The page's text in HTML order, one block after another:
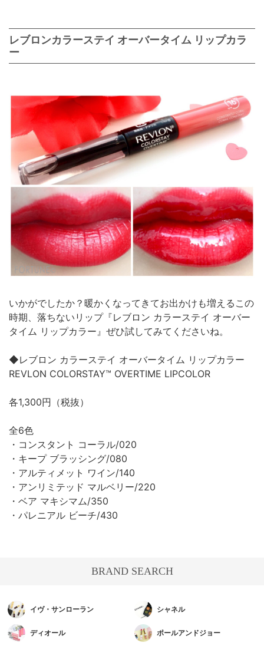
レブロンカラーステイ オーバータイム リップカラ
ー
いかがでしたか？暖かくなってきてお出かけも増えるこの
時期、落ちないリップ『レブロン カラーステイ オーバー
タイム リップカラー』ぜひ試してみてくださいね。
◆レブロン カラーステイ オーバータイム リップカラー
REVLON COLORSTAY™ OVERTIME LIPCOLOR
各1,300円（税抜）
全6色
・コンスタント コーラル/020
・キープ ブラッシング/080
・アルティメット ワイン/140
・アンリミテッド マルベリー/220
・ベア マキシマム/350
・パレニアル ビーチ/430
BRAND SEARCH
イヴ・サンローラン シャネル
ディオール ポールアンドジョー